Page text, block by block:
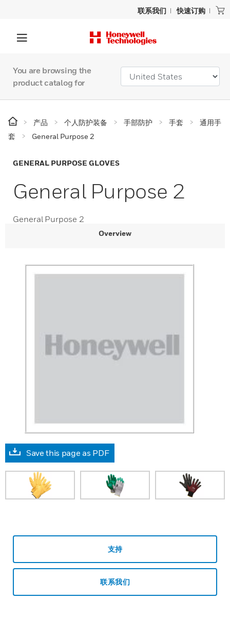
联系我们 快速订购
You are browsing the
product catalog for
产品 个人防护装备 手部防护 手套
通用手
套
General Purpose 2
GENERAL PURPOSE GLOVES
General Purpose 2
General Purpose 2
Overview
Save this page as PDF
支持
联系我们